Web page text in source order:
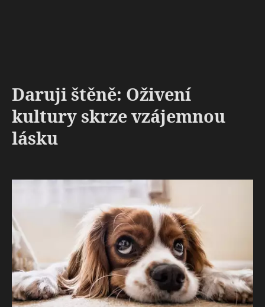
Daruji štěně: Oživení
kultury skrze vzájemnou
lásku